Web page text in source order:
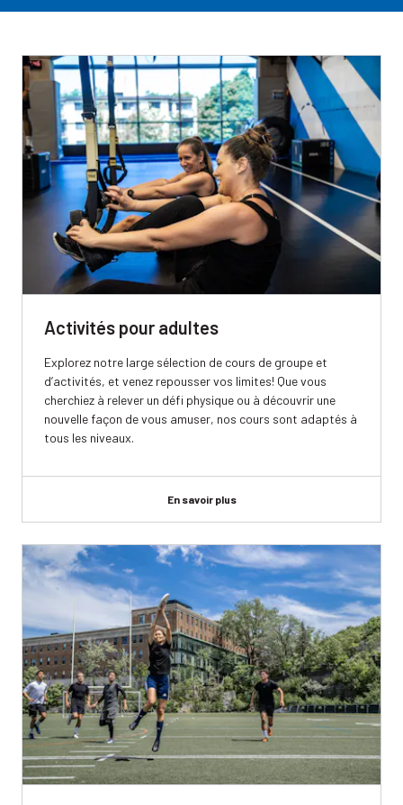
Activités pour adultes
Explorez notre large sélection de cours de groupe et
d’activités, et venez repousser vos limites! Que vous
cherchiez à relever un défi physique ou à découvrir une
nouvelle façon de vous amuser, nos cours sont adaptés à
tous les niveaux.
En savoir plus